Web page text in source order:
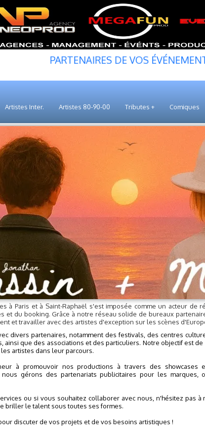
PARTENAIRES DE VOS
Artistes Inter. Artistes 80-90-00 Tributes + Comiques
à Paris et à Saint-Raphaël s'est imposée comme un acteur
et du booking. Grâce à notre réseau solide de bureaux
et travailler avec des artistes d'exception sur les scènes
divers partenaires, notamment des festivals, des centres
ainsi que des associations et des particuliers. Notre objectif est
artistes dans leur parcours.
à promouvoir nos productions à travers des
gérons des partenariats publicitaires pour les
ou si vous souhaitez collaborer avec nous, n'hésitez pas
briller le talent sous toutes ses formes.
discuter de vos projets et de vos besoins artistiques !